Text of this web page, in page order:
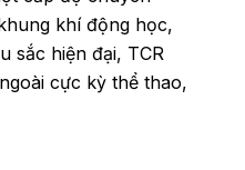
khí động học,
sắc hiện đại, TCR
cực kỳ thể thao,